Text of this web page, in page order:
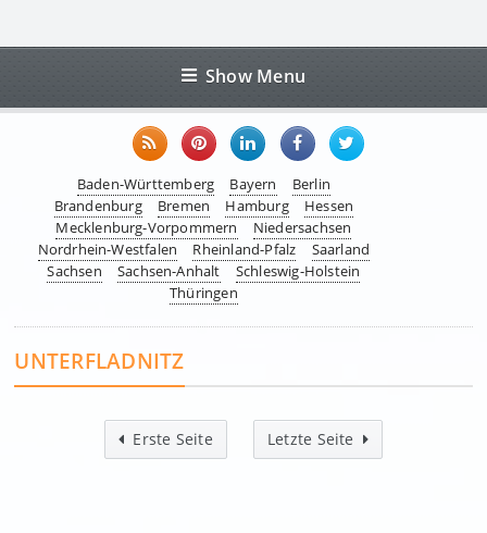
Show Menu
Baden-Württemberg Bayern
Berlin
Brandenburg
Bremen Hamburg
Hessen
Mecklenburg-Vorpommern
Niedersachsen
Nordrhein-Westfalen
Rheinland-Pfalz
Saarland
Sachsen
Sachsen-Anhalt
Schleswig-Holstein
Thüringen
UNTERFLADNITZ
Erste Seite Letzte Seite